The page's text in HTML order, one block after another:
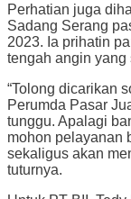
Perhatian juga
Sadang Serang
2023. Ia prihatin
tengah angin yang
“Tolong dicarikan
Perumda Pasar
tunggu. Apalagi
mohon pelayanan
sekaligus akan
tuturnya.